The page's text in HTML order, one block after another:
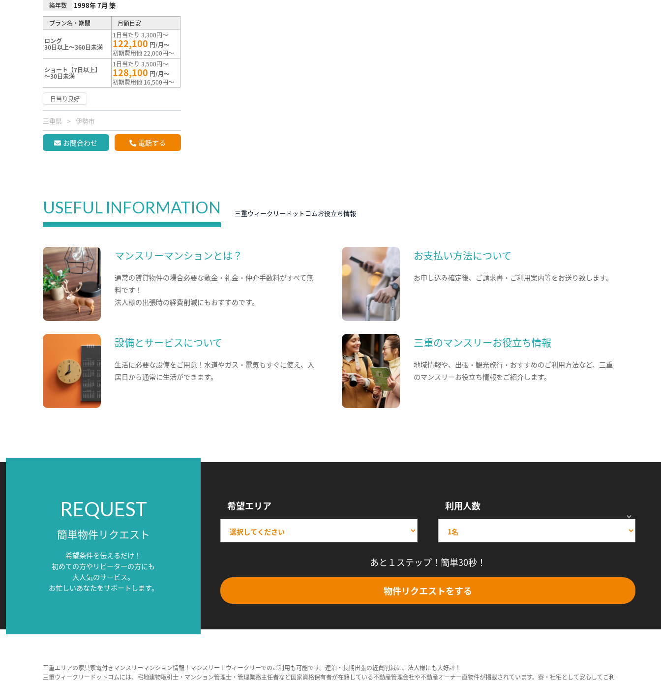
築年数 1998年 7月 築
プラン名・期間 月額目安
ロング
30日以上～360日未満
1日当たり 3,300円～
122,100 円/月～
初期費用他 22,000円～
ショート【7日以上】
～30日未満
1日当たり 3,500円～
128,100 円/月～
初期費用他 16,500円～
日当り良好
三重県 伊勢市
お問合わせ 電話する
USEFUL INFORMATION 三重ウィークリードットコムお役立ち情報
マンスリーマンションとは？
通常の賃貸物件の場合必要な敷金・礼金・仲介手数料がすべて無
料です！
法人様の出張時の経費削減にもおすすめです。
お支払い方法について
お申し込み確定後、ご請求書・ご利用案内等をお送り致します。
設備とサービスについて
生活に必要な設備をご用意！水道やガス・電気もすぐに使え、入
居日から通常に生活ができます。
三重のマンスリーお役立ち情報
地域情報や、出張・観光旅行・おすすめのご利用方法など、三重
のマンスリーお役立ち情報をご紹介します。
REQUEST
簡単物件リクエスト
希望条件を伝えるだけ！
初めての方やリピーターの方にも
大人気のサービス。
お忙しいあなたをサポートします。
希望エリア 利用人数
あと１ステップ！簡単30秒！
物件リクエストをする
三重エリアの家具家電付きマンスリーマンション情報！マンスリー＋ウィークリーでのご利用も可能です。連泊・長期出張の経費削減に、法人様にも大好評！
三重ウィークリードットコムには、宅地建物取引士・マンション管理士・管理業務主任者など国家資格保有者が在籍している不動産管理会社や不動産オーナー直物件が掲載されています。寮・社宅として安心してご利